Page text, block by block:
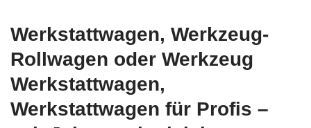
Werkstattwagen, Werkzeug-
Rollwagen oder Werkzeug
Werkstattwagen,
Werkstattwagen für Profis –